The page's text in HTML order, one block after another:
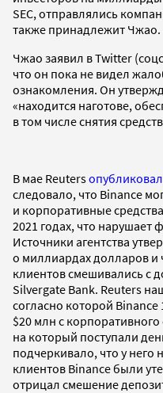
SEC, отправлялись
также принадлежит Чжао.
Чжао заявил в Twitter
что он пока не видел
ознакомления. Он
«находится наготове,
в том числе снятия
В мае Reutersопубликовал
следовало, что Binance
и корпоративные
2021 годах, что
Источники агентства
о миллиардах долларов и
клиентов смешивались с
Silvergate Bank. Reuters
согласно которой
$20 млн с корпоративного
на который поступали
подчеркивало, что у него
клиентов Binance были
отрицал смешение